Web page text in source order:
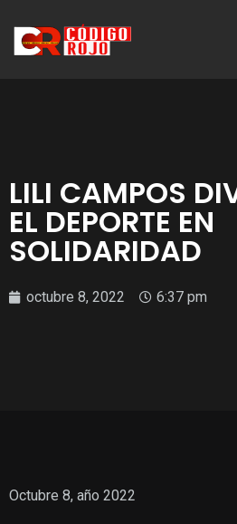
LILI CAMPOS
EL DEPORTE EN
SOLIDARIDAD
octubre 8, 2022 6:37 pm
Octubre 8, año 2022